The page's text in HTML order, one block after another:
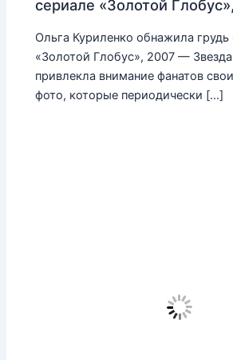
сериале «Золотой
Ольга Куриленко обнажила грудь
«Золотой Глобус», 2007 —
привлекла внимание фанатов
фото, которые периодически […]